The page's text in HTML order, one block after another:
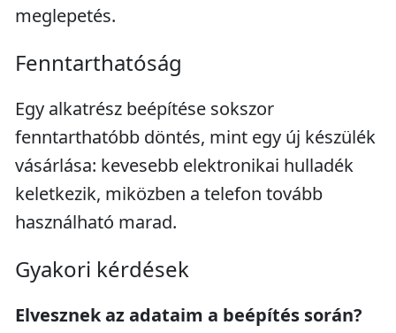
meglepetés.
Fenntarthatóság
Egy alkatrész beépítése sokszor
fenntarthatóbb döntés, mint egy új készülék
vásárlása: kevesebb elektronikai hulladék
keletkezik, miközben a telefon tovább
használható marad.
Gyakori kérdések
Elvesznek az adataim a beépítés során?